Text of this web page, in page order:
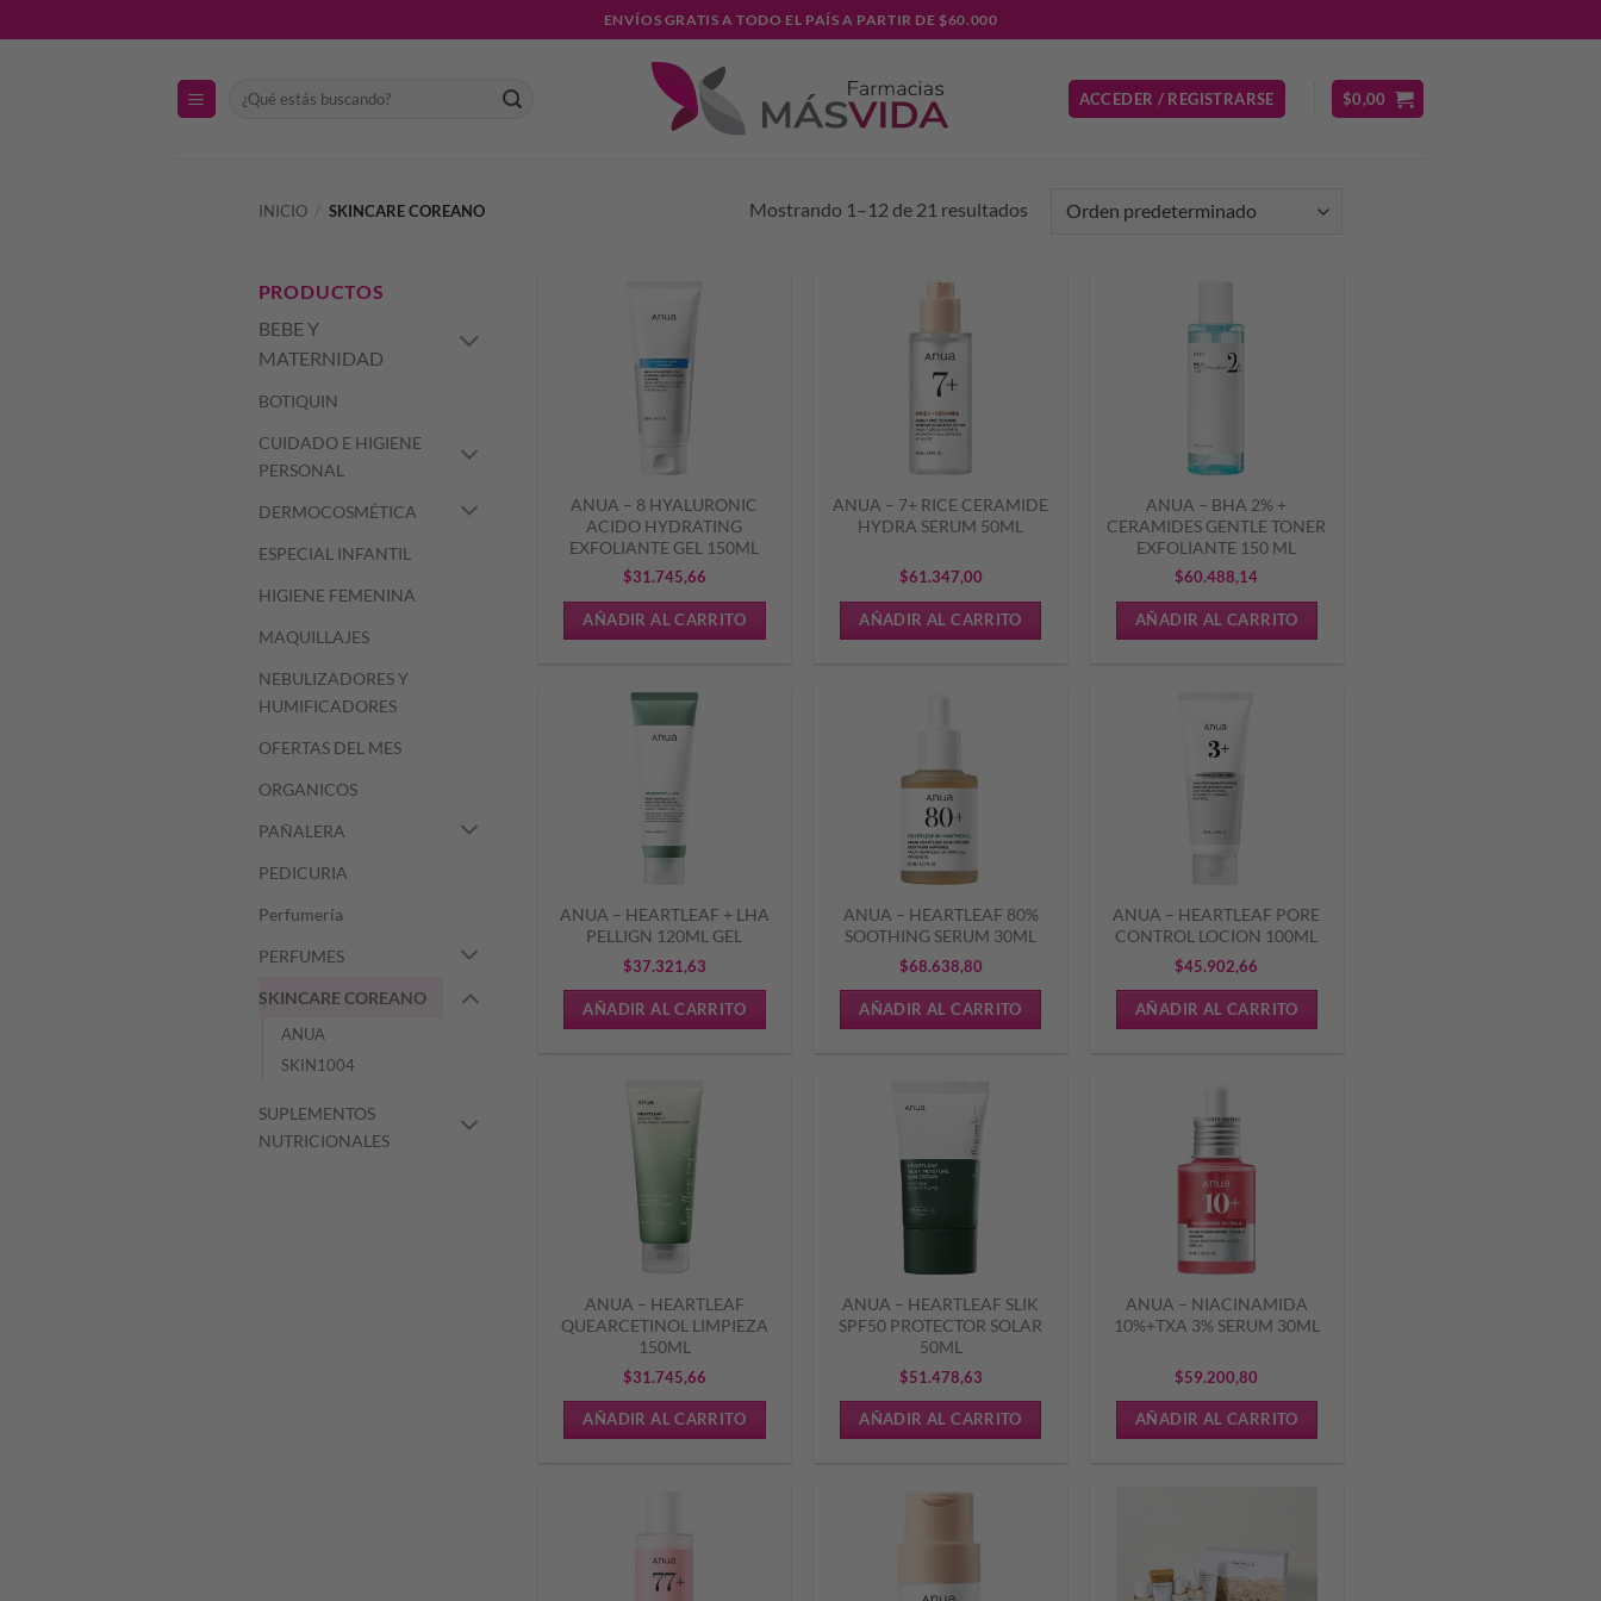
al
ENVÍOS GRATIS A TODO EL PAÍS A PARTIR DE $60.000
Buscar
por:
ACCEDER / REGISTRARSE $0,00
INICIO / SKINCARE COREANO Mostrando 1–12 de 21 resultados
PRODUCTOS
BEBE Y
MATERNIDAD
BOTIQUIN
CUIDADO E HIGIENE
PERSONAL
DERMOCOSMÉTICA
ESPECIAL INFANTIL
HIGIENE FEMENINA
MAQUILLAJES
NEBULIZADORES Y
HUMIFICADORES
OFERTAS DEL MES
ORGANICOS
PAÑALERA
PEDICURIA
Perfumería
PERFUMES
SKINCARE COREANO
ANUA
SKIN1004
SUPLEMENTOS
NUTRICIONALES
ANUA – 8 HYALURONIC
ACIDO HYDRATING
EXFOLIANTE GEL 150ML
$31.745,66
AÑADIR AL CARRITO
ANUA – 7+ RICE CERAMIDE
HYDRA SERUM 50ML
$61.347,00
AÑADIR AL CARRITO
ANUA – BHA 2% +
CERAMIDES GENTLE TONER
EXFOLIANTE 150 ML
$60.488,14
AÑADIR AL CARRITO
ANUA – HEARTLEAF + LHA
PELLIGN 120ML GEL
$37.321,63
AÑADIR AL CARRITO
ANUA – HEARTLEAF 80%
SOOTHING SERUM 30ML
$68.638,80
AÑADIR AL CARRITO
ANUA – HEARTLEAF PORE
CONTROL LOCION 100ML
$45.902,66
AÑADIR AL CARRITO
ANUA – HEARTLEAF
QUEARCETINOL LIMPIEZA
150ML
$31.745,66
AÑADIR AL CARRITO
ANUA – HEARTLEAF SLIK
SPF50 PROTECTOR SOLAR
50ML
$51.478,63
AÑADIR AL CARRITO
ANUA – NIACINAMIDA
10%+TXA 3% SERUM 30ML
$59.200,80
AÑADIR AL CARRITO